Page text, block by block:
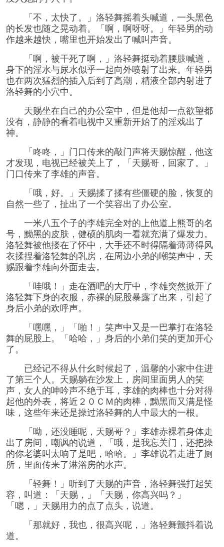
「不，太快了。」洛轻舞摇着头喊道，一头黑色
的长发也随之晃动着。「啊，啊呀呀。」年轻男的动
作越来越快，嘴里也开始发出了喊叫声音。
「啊，被干死了啊，」洛轻舞挺动着腰肢喊道，
身下的淫水与尿水似乎一起向外喷射了出来。年轻男
也在两次猛烈的插入后到了高潮，精液全部内射进了
洛轻舞的小穴中。
天赐坐在自己的办公室中，但是他却一点欲望都
没有，静静的看着电视中又重新开始了的淫戏出了
神。
「咚咚，」门口传来的敲门声将天赐惊醒，他这
才发现，电视已经被关上了，「天赐哥，回家了。」
门口传来了李雄的声音。
「哦，好。」天赐揉了揉有些僵硬的脸，恢复的
自然一些了，扯出了一个笑容出了办公室。
一米八五个子的李雄完全对的上他道上熊哥的名
号，黝黑的皮肤，健硕的肌肉一看就充满了爆发力。
洛轻舞被他搂在了怀中，大手还不时得隔着薄薄得风
衣揉捏着洛轻舞的乳房，在周边小弟的嘲笑声中，天
赐跟着李雄向外面走去。
「哇哦！」走在酒吧的大厅中，李雄突然掀开了
洛轻舞下身的衣服，赤裸的屁股暴露了出来，引起了
身后小弟的欢呼声。
「嘿嘿，」「啪！」笑声中又是一巴掌打在洛轻
舞的屁股上。「哈哈，」身后的小弟们笑的更加开心
了。
已经记不得从什幺时候起了，温馨的小家中住进
了第三个人。天赐躺在沙发上，房间里面男人的笑
声，女人的呻吟声不绝于耳，李雄的肉棒也十分对得
起他的外表，将近２０ＣＭ的肉棒，黝黑而又满是怪
味，这些年来还是操过洛轻舞的人中最大的一根。
「呦，还没睡呢，天赐哥？」李雄赤裸着身体走
出了房间，嘲讽的说道，「哦，是我忘关门，还把操
的你老婆叫太响了是吧，哈哈。」李雄说着走进了厕
所，里面传来了淋浴房的水声。
「轻舞！」听到了天赐的声音，洛轻舞强打起笑
容，叫道：「天赐，」「天赐，你高兴吗？」
「嗯，」天赐用力的点了点头，说道。
「那就好，我也，很高兴呢，」洛轻舞颤抖着说
道。